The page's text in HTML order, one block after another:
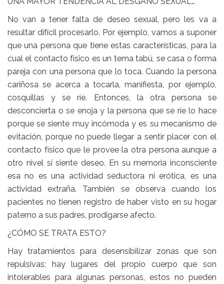
No van a tener falta de deseo sexual, pero les va a
resultar difícil procesarlo. Por ejemplo, vamos a suponer
que una persona que tiene estas características, para la
cual el contacto físico es un tema tabú, se casa o forma
pareja con una persona que lo toca. Cuando la persona
cariñosa se acerca a tocarla, manifiesta, por ejemplo,
cosquillas y se ríe. Entonces, la otra persona se
desconcierta o se enoja y la persona que se ríe lo hace
porque se siente muy incómoda y es su mecanismo de
evitación, porque no puede llegar a sentir placer con el
contacto físico que le provee la otra persona aunque a
otro nivel sí siente deseo. En su memoria inconsciente
esa no es una actividad seductora ni erótica, es una
actividad extraña. También se observa cuando los
pacientes no tienen registro de haber visto en su hogar
paterno a sus padres, prodigarse afecto.
¿CÓMO SE TRATA ESTO?
Hay tratamientos para desensibilizar zonas que son
repulsivas; hay lugares del propio cuerpo que son
intolerables para algunas personas, estos no pueden